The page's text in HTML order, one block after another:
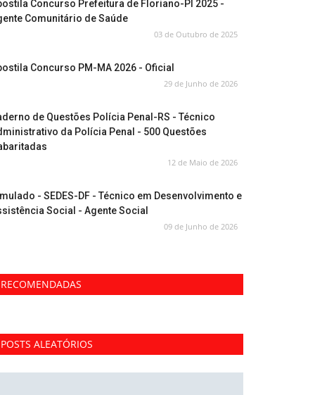
Concurso Prefeitura de Floriano-PI 2025 -
Comunitário de Saúde
03 de Outubro de 2025
Concurso PM-MA 2026 - Oficial
29 de Junho de 2026
de Questões Polícia Penal-RS - Técnico
da Polícia Penal - 500 Questões
12 de Maio de 2026
- SEDES-DF - Técnico em Desenvolvimento e
Social - Agente Social
09 de Junho de 2026
RECOMENDADAS
POSTS ALEATÓRIOS